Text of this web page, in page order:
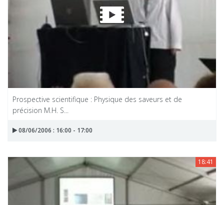
Prospective scientifique : Physique des saveurs et de
précision M.H. S...
08/06/2006 : 16:00 - 17:00
18:41